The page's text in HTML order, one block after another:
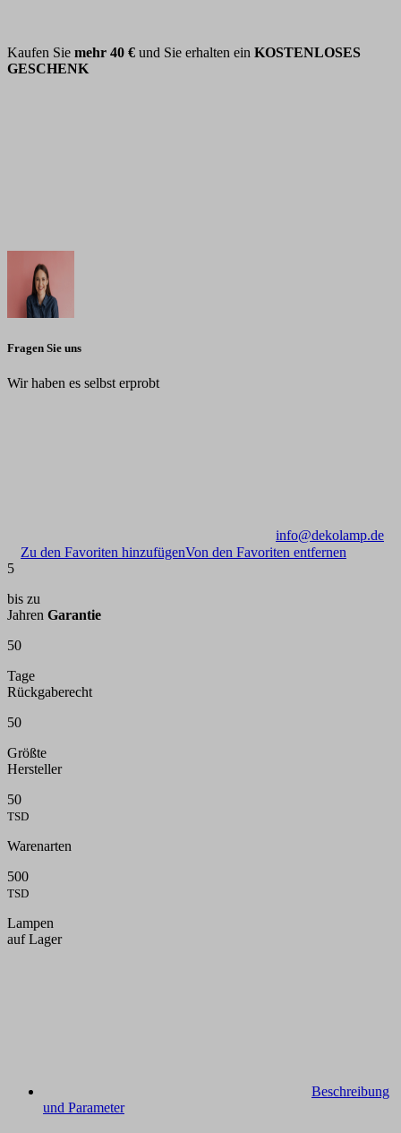
Kaufen Sie mehr 40 € und Sie erhalten ein KOSTENLOSES
GESCHENK
Fragen Sie uns
Wir haben es selbst erprobt
info@dekolamp.de
Zu den Favoriten hinzufügenVon den Favoriten entfernen
5
bis zu
Jahren Garantie
50
Tage
Rückgaberecht
50
Größte
Hersteller
50
TSD
Warenarten
500
TSD
Lampen
auf Lager
Beschreibung
und Parameter